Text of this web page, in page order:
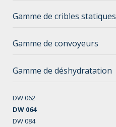
Gamme de cribles statiques
Gamme de convoyeurs
Gamme de déshydratation
DW 062
DW 064
DW 084